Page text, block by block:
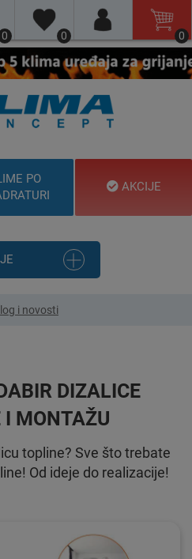
0 0 0
PO
AKCIJE
i novosti
DIZALICE
I MONTAŽU
topline? Sve što trebate
Od ideje do realizacije!